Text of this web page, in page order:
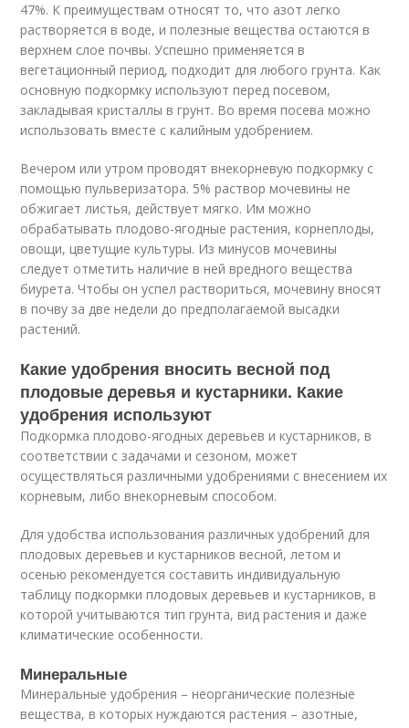
47%. К преимуществам относят то, что азот легко
растворяется в воде, и полезные вещества остаются в
верхнем слое почвы. Успешно применяется в
вегетационный период, подходит для любого грунта. Как
основную подкормку используют перед посевом,
закладывая кристаллы в грунт. Во время посева можно
использовать вместе с калийным удобрением.
Вечером или утром проводят внекорневую подкормку с
помощью пульверизатора. 5% раствор мочевины не
обжигает листья, действует мягко. Им можно
обрабатывать плодово-ягодные растения, корнеплоды,
овощи, цветущие культуры. Из минусов мочевины
следует отметить наличие в ней вредного вещества
биурета. Чтобы он успел раствориться, мочевину вносят
в почву за две недели до предполагаемой высадки
растений.
Какие удобрения вносить весной под
плодовые деревья и кустарники. Какие
удобрения используют
Подкормка плодово-ягодных деревьев и кустарников, в
соответствии с задачами и сезоном, может
осуществляться различными удобрениями с внесением их
корневым, либо внекорневым способом.
Для удобства использования различных удобрений для
плодовых деревьев и кустарников весной, летом и
осенью рекомендуется составить индивидуальную
таблицу подкормки плодовых деревьев и кустарников, в
которой учитываются тип грунта, вид растения и даже
климатические особенности.
Минеральные
Минеральные удобрения – неорганические полезные
вещества, в которых нуждаются растения – азотные,